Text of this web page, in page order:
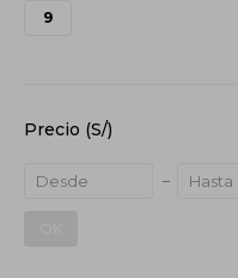
9
Precio (S/)